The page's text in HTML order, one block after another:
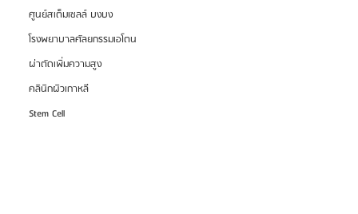
ศูนย์สเต็มเซลล์ บงบง
โรงพยาบาลศัลยกรรมเอโตน
ผ่าตัดเพิ่มความสูง
คลินิกผิวเกาหลี
Stem Cell